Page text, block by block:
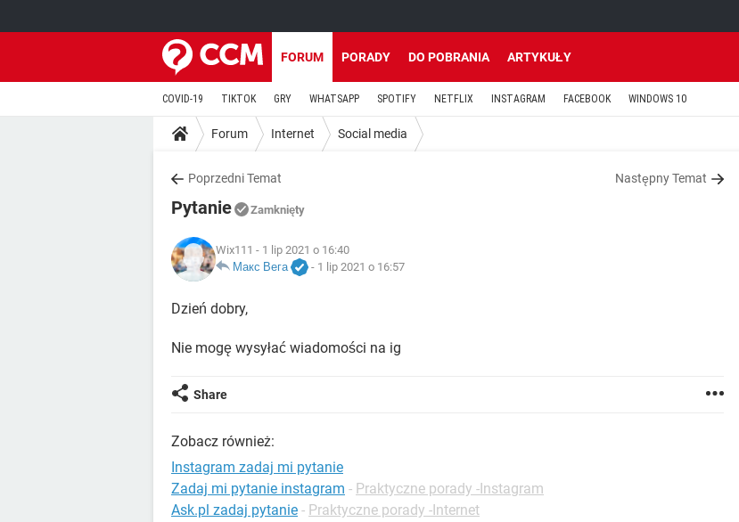
FORUM PORADY DO POBRANIA ARTYKUŁY
COVID-19 TIKTOK GRY WHATSAPP SPOTIFY NETFLIX INSTAGRAM FACEBOOK WINDOWS 10
Forum Internet Social media
Poprzedni Temat Następny Temat
Pytanie Zamknięty
Wix111 - 1 lip 2021 o 16:40
Макс Вега
- 1 lip 2021 o 16:57
Dzień dobry,
Nie mogę wysyłać wiadomości na ig
Share
Zobacz również:
Instagram zadaj mi pytanie
Zadaj mi pytanie instagram - Praktyczne porady -Instagram
Ask.pl zadaj pytanie - Praktyczne porady -Internet